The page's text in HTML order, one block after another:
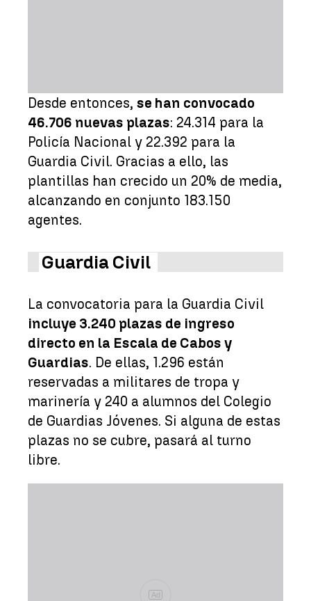
Desde entonces, se han convocado
46.706 nuevas plazas: 24.314 para la
Policía Nacional y 22.392 para la
Guardia Civil. Gracias a ello, las
plantillas han crecido un 20% de media,
alcanzando en conjunto 183.150
agentes.
Guardia Civil
La convocatoria para la Guardia Civil
incluye 3.240 plazas de ingreso
directo en la Escala de Cabos y
Guardias. De ellas, 1.296 están
reservadas a militares de tropa y
marinería y 240 a alumnos del Colegio
de Guardias Jóvenes. Si alguna de estas
plazas no se cubre, pasará al turno
libre.
Ad